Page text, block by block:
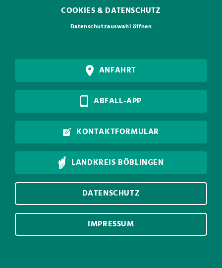
COOKIES & DATENSCHUTZ
Datenschutzauswahl öffnen
ANFAHRT
ABFALL-APP
KONTAKTFORMULAR
LANDKREIS BÖBLINGEN
DATENSCHUTZ
IMPRESSUM